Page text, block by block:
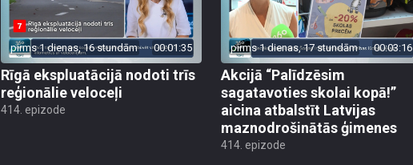
pirms 1 dienas, 16 stundām 00:01:35
Rīgā ekspluatācijā nodoti trīs
reģionālie veloceļi
414. epizode
pirms 1 dienas, 17 stundām 00:03:16
Akcijā “Palīdzēsim
sagatavoties skolai kopā!”
aicina atbalstīt Latvijas
maznodrošinātās ģimenes
414. epizode